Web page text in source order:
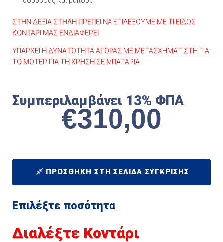
ΣΤΗΝ ΔΕΞΙΑ ΣΤΗΛΗ ΠΡΕΠΕΙ ΝΑ ΕΠΙΛΕΞΟΥΜΕ ΜΕ ΤΙ ΕΙΔΟΣ
ΚΟΝΤΑΡΙ ΜΑΣ ΕΝΔΙΑΦΕΡΕΙ
ΥΠΑΡΧΕΙ Η ΔΥΝΑΤΟΤΗΤΑ ΑΓΟΡΑΣ ME ΜΕΤΑΣΧΗΜΑΤΙΣΤΗ ΓΙΑ
ΤΟ ΜΟΤΕΡ ΓΙΑ ΤΗ ΧΡΗΣΗ ΣΕ ΜΠΑΤΑΡΙΑ
Συμπεριλαμβάνει 13% ΦΠΑ
€310,00
ΠΡΟΣΘΉΚΗ ΣΤΗ ΣΕΛΊΔΑ ΣΎΓΚΡΙΣΗΣ
Επιλέξτε ποσότητα
Διαλέξτε Κοντάρι